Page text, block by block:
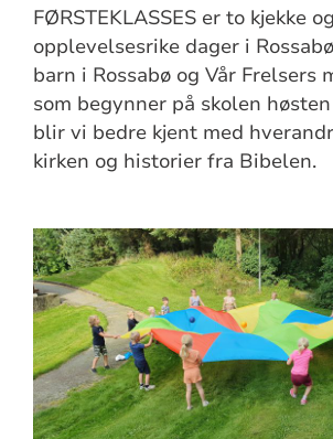
FØRSTEKLASSES er to kjekke og
opplevelsesrike dager i
barn i Rossabø og Vår Frelsers
som begynner på skolen
blir vi bedre kjent med
kirken og historier fra Bibelen.